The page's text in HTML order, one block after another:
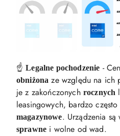
☝️Legalne pochodzenie -
obniżona ze względu na ich
je z zakończonych rocznych
leasingowych, bardzo
magazynowe. Urządzenia
sprawne i wolne od wad.